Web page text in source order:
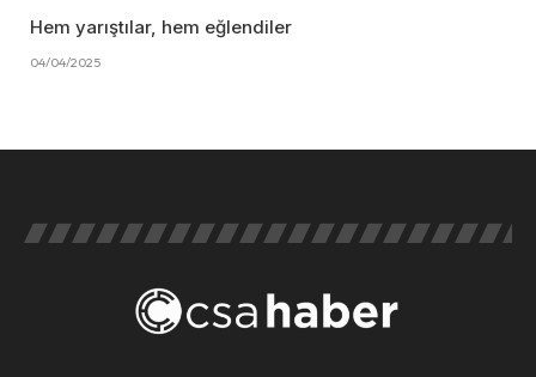
Hem yarıştılar, hem eğlendiler
04/04/2025